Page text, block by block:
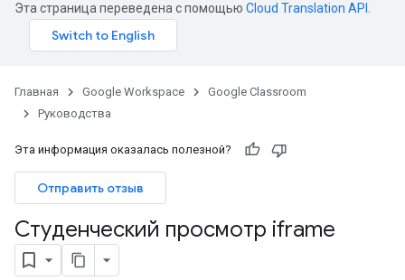
Эта страница переведена с помощью Cloud Translation API
Главная Google Workspace
Google Classroom
Руководства
Эта информация оказалась полезной?
Отправить отзыв
Студенческий просмотр iframe